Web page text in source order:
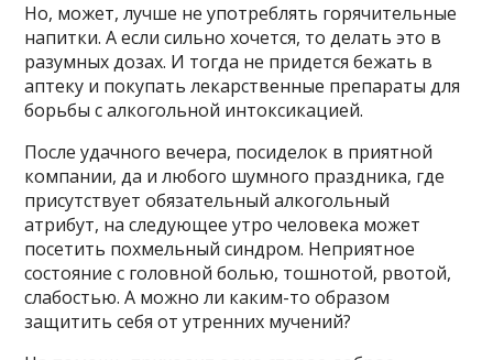
Но, может, лучше не употреблять горячительные
напитки. А если сильно хочется, то делать это в
разумных дозах. И тогда не придется бежать в
аптеку и покупать лекарственные препараты для
борьбы с алкогольной интоксикацией.
После удачного вечера, посиделок в приятной
компании, да и любого шумного праздника, где
присутствует обязательный алкогольный
атрибут, на следующее утро человека может
посетить похмельный синдром. Неприятное
состояние с головной болью, тошнотой, рвотой,
слабостью. А можно ли каким-то образом
защитить себя от утренних мучений?